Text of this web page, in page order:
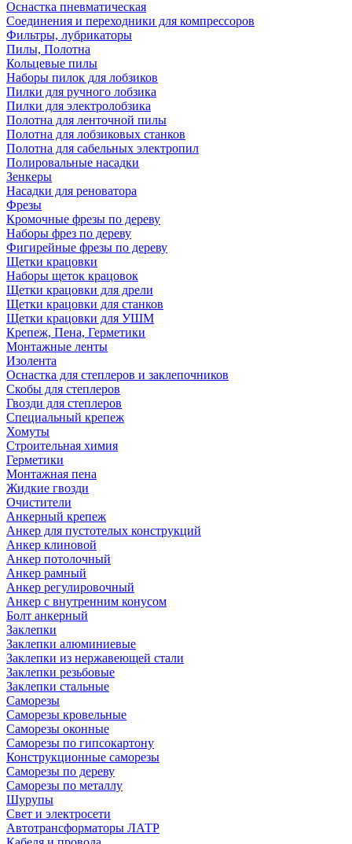
Оснастка пневматическая
Соединения и переходники для компрессоров
Фильтры, лубрикаторы
Пилы, Полотна
Кольцевые пилы
Наборы пилок для лобзиков
Пилки для ручного лобзика
Пилки для электролобзика
Полотна для ленточной пилы
Полотна для лобзиковых станков
Полотна для сабельных электропил
Полировальные насадки
Зенкеры
Насадки для реноватора
Фрезы
Кромочные фрезы по дереву
Наборы фрез по дереву
Фигирейные фрезы по дереву
Щетки крацовки
Наборы щеток крацовок
Щетки крацовки для дрели
Щетки крацовки для станков
Щетки крацовки для УШМ
Крепеж, Пена, Герметики
Монтажные ленты
Изолента
Оснастка для степлеров и заклепочников
Скобы для степлеров
Гвозди для степлеров
Специальный крепеж
Хомуты
Строительная химия
Герметики
Монтажная пена
Жидкие гвозди
Очистители
Анкерный крепеж
Анкер для пустотелых конструкций
Анкер клиновой
Анкер потолочный
Анкер рамный
Анкер регулировочный
Анкер с внутренним конусом
Болт анкерный
Заклепки
Заклепки алюминиевые
Заклепки из нержавеющей стали
Заклепки резьбовые
Заклепки стальные
Саморезы
Саморезы кровельные
Саморезы оконные
Саморезы по гипсокартону
Конструкционные саморезы
Саморезы по дереву
Саморезы по металлу
Шурупы
Свет и электросети
Автотрансформаторы ЛАТР